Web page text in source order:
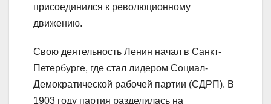
присоединился к революционному
движению.
Свою деятельность Ленин начал в Санкт-
Петербурге, где стал лидером Социал-
Демократической рабочей партии (СДРП). В
1903 году партия разделилась на